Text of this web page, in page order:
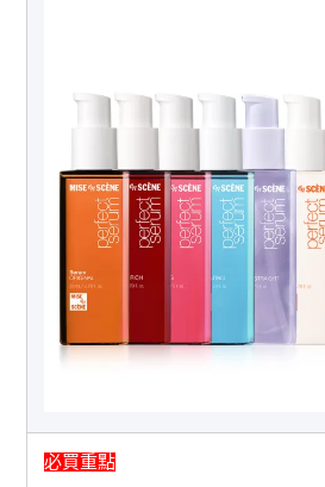
必買重點